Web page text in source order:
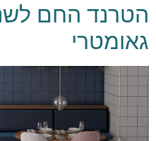
גאומטרי